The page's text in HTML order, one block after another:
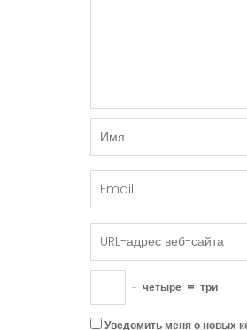
− четыре = три
Уведомить меня о новых